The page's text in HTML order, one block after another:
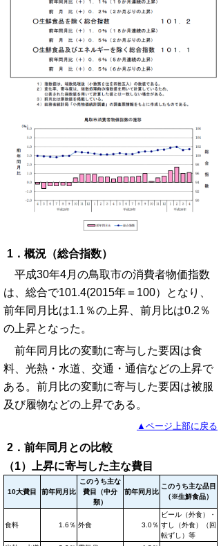
1．概況（総合指数）
平成30年4月の鳥取市の消費者物価指数
は、総合で101.4(2015年＝100）となり、
前年同月比は1.1％の上昇、前月比は0.2％
の上昇となった。
前年同月比の変動に寄与した要因は食
料、光熱・水道、交通・通信などの上昇で
ある。前月比の変動に寄与した要因は被服
及び履物などの上昇である。
▲ページ上部に戻る
2．前年同月との比較
（1）上昇に寄与した主な費目
10大費目 前年同月比
このうち主な
費目（中分
類）
前年同月比
このうち主な品目
（※生鮮食品）
食料 1.6％ 外食 3.0％
ビール（外食）・
すし（外食）（回
転ずし）等